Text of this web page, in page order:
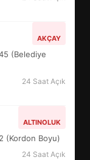
AKÇAY
(Belediye
24 Saat Açık
ALTINOLUK
(Kordon Boyu)
24 Saat Açık
NEYİ